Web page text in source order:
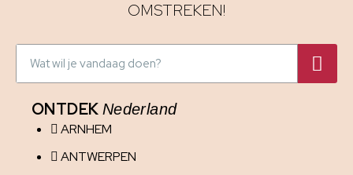
OMSTREKEN!
ONTDEK Nederland
ARNHEM
ANTWERPEN